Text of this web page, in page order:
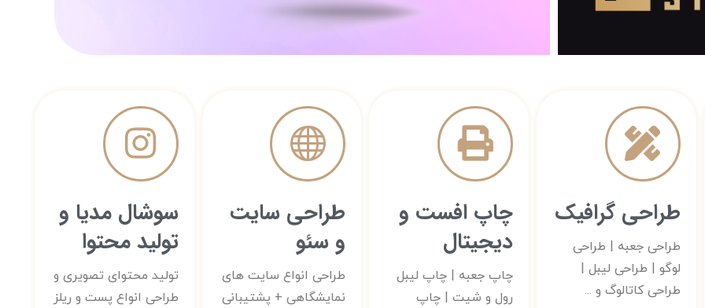
چاپ انواع
کاتالوگ
دیجیتال و افست در تیراژ
دلخواه
سفارش دهید
چاپ لیبل
رول
متالایز - صدفی _
کاغذی - شیشه ای
سفارش دهید
طراحی گرافیک
طراحی جعبه | طراحی
لوگو | طراحی لیبل |
طراحی کاتالوگ و ...
چاپ افست و
دیجیتال
چاپ جعبه | چاپ لیبل
رول و شیت | چاپ
طراحی سایت
و سئو
طراحی انواع سایت های
نمایشگاهی + پشتیبانی
سوشال مدیا و
تولید محتوا
تولید محتوای تصویری و
طراحی انواع پست و ریلز